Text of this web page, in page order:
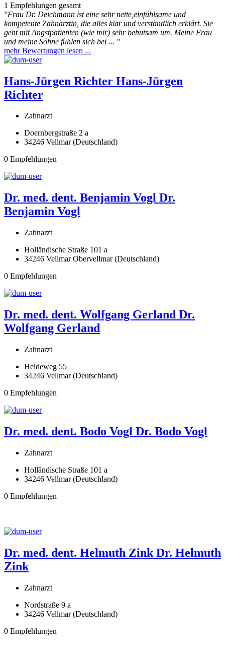
1 Empfehlungen gesamt
"Frau Dr. Deichmann ist eine sehr nette,einfühlsame und
kompetente Zahnärztin, die alles klar und verständlich erklärt. Sie
geht mit Angstpatienten (wie mir) sehr behutsam um. Meine Frau
und meine Söhne fühlen sich bei ... "
mehr Bewertungen lesen ...
Hans-Jürgen Richter Hans-Jürgen
Richter
Zahnarzt
Doernbergstraße 2 a
34246 Vellmar (Deutschland)
0 Empfehlungen
Dr. med. dent. Benjamin Vogl Dr.
Benjamin Vogl
Zahnarzt
Holländische Straße 101 a
34246 Vellmar Obervellmar (Deutschland)
0 Empfehlungen
Dr. med. dent. Wolfgang Gerland Dr.
Wolfgang Gerland
Zahnarzt
Heideweg 55
34246 Vellmar (Deutschland)
0 Empfehlungen
Dr. med. dent. Bodo Vogl Dr. Bodo Vogl
Zahnarzt
Holländische Straße 101 a
34246 Vellmar (Deutschland)
0 Empfehlungen
Dr. med. dent. Helmuth Zink Dr. Helmuth
Zink
Zahnarzt
Nordstraße 9 a
34246 Vellmar (Deutschland)
0 Empfehlungen